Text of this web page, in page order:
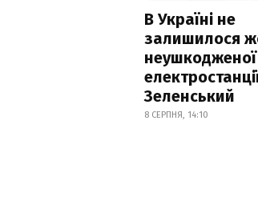
В Україні не
залишилося
неушкодженої
Зеленський
8 СЕРПНЯ, 14:10